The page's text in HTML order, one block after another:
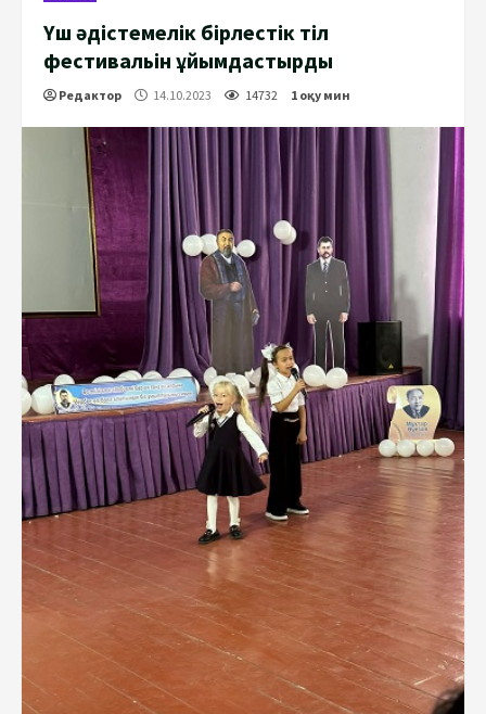
Үш әдістемелік бірлестік тіл
фестивальін ұйымдастырды
Редактор 14.10.2023 14732 1 оқу мин